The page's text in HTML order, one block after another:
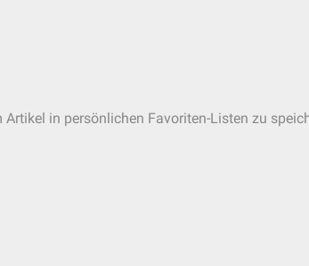
Artikel in persönlichen Favoriten-Listen zu